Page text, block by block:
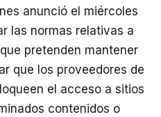
anunció el miércoles
las normas relativas a
pretenden mantener
que los proveedores de
el acceso a sitios
contenidos o